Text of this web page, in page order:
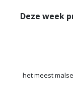
Deze week
het meest